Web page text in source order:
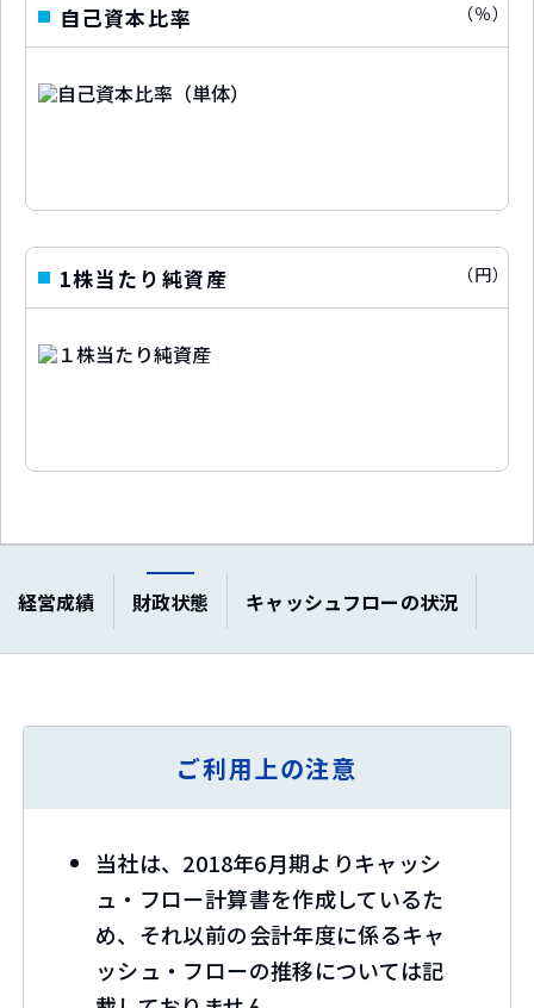
自己資本比率 （％）
1株当たり純資産 （円）
経営成績 財政状態 キャッシュフローの状況
ご利用上の注意
当社は、2018年6月期よりキャッシ
ュ・フロー計算書を作成しているた
め、それ以前の会計年度に係るキャ
ッシュ・フローの推移については記